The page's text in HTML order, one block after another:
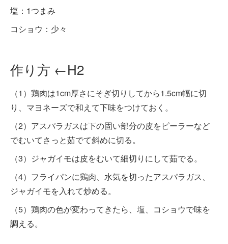
塩：1つまみ
コショウ：少々
作り方 ←H2
（1）鶏肉は1cm厚さにそぎ切りしてから1.5cm幅に切
り、マヨネーズで和えて下味をつけておく。
（2）アスパラガスは下の固い部分の皮をピーラーなど
でむいてさっと茹でて斜めに切る。
（3）ジャガイモは皮をむいて細切りにして茹でる。
（4）フライパンに鶏肉、水気を切ったアスパラガス、
ジャガイモを入れて炒める。
（5）鶏肉の色が変わってきたら、塩、コショウで味を
調える。